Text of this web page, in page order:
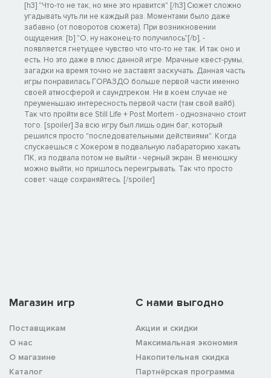
[h3] "Что-то не так, но мне это нравится" [/h3] Сюжет сложно
угадывать чуть ли не каждый раз. Моментами было даже
забавно (от поворотов сюжета). При возникновении
ощущения: [b] "О, ну наконец-то получилось"[/b], -
появляется гнетущее чувство что что-то не так. И так оно и
есть. Но это даже в плюс данной игре. Мрачные квест-румы,
загадки на время точно не заставят заскучать. Данная часть
игры понравилась ГОРАЗДО больше первой части именно
своей атмосферой и саундтреком. Ни в коем случае не
преуменьшаю интересность первой части (там свой вайб).
Так что пройти все Still Life + Post Mortem - однозначно стоит
того. [spoiler] За всю игру был лишь один баг, который
решился просто "последовательными действиями". Когда
спускаешься с Хокером в подвальную лабараторию хакать
ПК, из подвала потом не выйти - черный экран. В менюшку
можно выйти, но пришлось переигрывать. Так что просто
совет: чаще сохраняйтесь. [/spoiler]
Магазин игр
Поставщикам
О нас
О магазине
Каталог
C нами выгодно
Акции и скидки
Максимальная экономия
Накопительная скидка
Партнёрская программа